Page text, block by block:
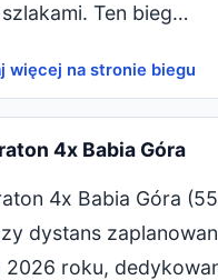
Ten bieg…
więcej na stronie biegu
4x Babia Góra
4x Babia Góra
dystans
2026 roku,